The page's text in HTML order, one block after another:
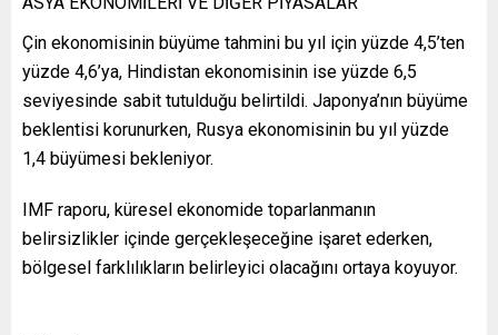
Çin ekonomisinin büyüme tahmini bu yıl için yüzde 4,5’ten
yüzde 4,6’ya, Hindistan ekonomisinin ise yüzde 6,5
seviyesinde sabit tutulduğu belirtildi. Japonya’nın büyüme
beklentisi korunurken, Rusya ekonomisinin bu yıl yüzde
1,4 büyümesi bekleniyor.
IMF raporu, küresel ekonomide toparlanmanın
belirsizlikler içinde gerçekleşeceğine işaret ederken,
bölgesel farklılıkların belirleyici olacağını ortaya koyuyor.